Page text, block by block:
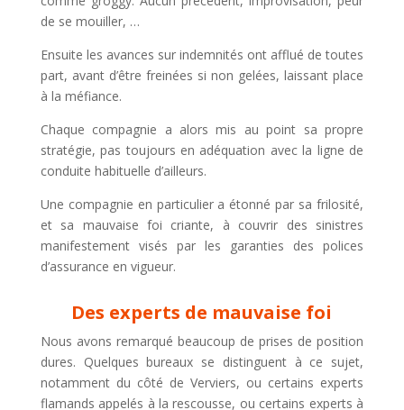
de se mouiller, …
Ensuite les avances sur indemnités ont afflué de toutes
part, avant d’être freinées si non gelées, laissant place
à la méfiance.
Chaque compagnie a alors mis au point sa propre
stratégie, pas toujours en adéquation avec la ligne de
conduite habituelle d’ailleurs.
Une compagnie en particulier a étonné par sa frilosité,
et sa mauvaise foi criante, à couvrir des sinistres
manifestement visés par les garanties des polices
d’assurance en vigueur.
Des experts de mauvaise foi
Nous avons remarqué beaucoup de prises de position
dures. Quelques bureaux se distinguent à ce sujet,
notamment du côté de Verviers, ou certains experts
flamands appelés à la rescousse, ou certains experts à